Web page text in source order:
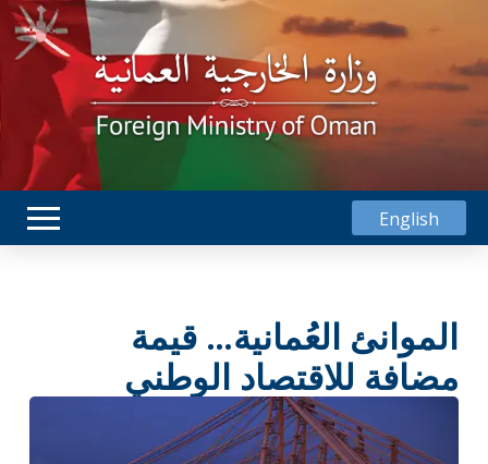
English
الموانئ العُمانية… قيمة
مضافة للاقتصاد الوطني